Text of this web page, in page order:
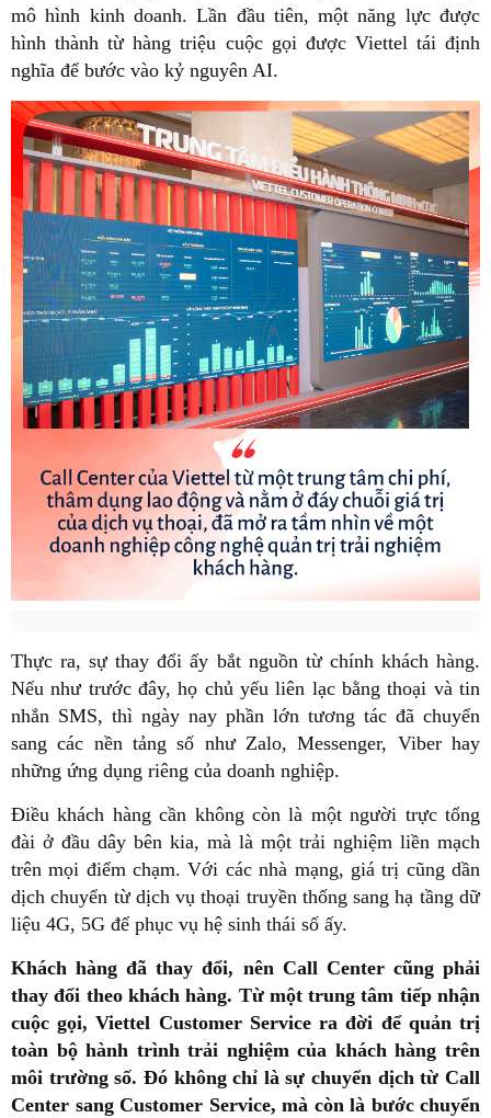
mô hình kinh doanh. Lần đầu tiên, một năng lực được
hình thành từ hàng triệu cuộc gọi được Viettel tái định
nghĩa để bước vào kỷ nguyên AI.
Thực ra, sự thay đổi ấy bắt nguồn từ chính khách hàng.
Nếu như trước đây, họ chủ yếu liên lạc bằng thoại và tin
nhắn SMS, thì ngày nay phần lớn tương tác đã chuyển
sang các nền tảng số như Zalo, Messenger, Viber hay
những ứng dụng riêng của doanh nghiệp.
Điều khách hàng cần không còn là một người trực tổng
đài ở đầu dây bên kia, mà là một trải nghiệm liền mạch
trên mọi điểm chạm. Với các nhà mạng, giá trị cũng dần
dịch chuyển từ dịch vụ thoại truyền thống sang hạ tầng dữ
liệu 4G, 5G để phục vụ hệ sinh thái số ấy.
Khách hàng đã thay đổi, nên Call Center cũng phải
thay đổi theo khách hàng. Từ một trung tâm tiếp nhận
cuộc gọi, Viettel Customer Service ra đời để quản trị
toàn bộ hành trình trải nghiệm của khách hàng trên
môi trường số. Đó không chỉ là sự chuyển dịch từ Call
Center sang Customer Service, mà còn là bước chuyển